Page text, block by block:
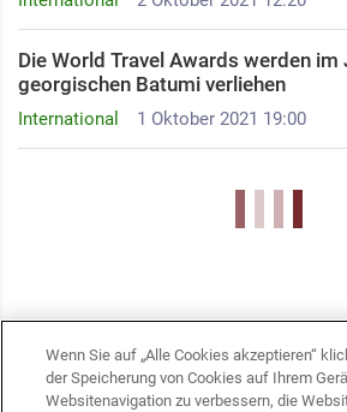
International 1 Oktober 2021 19:00
Die World Travel Awards werden im
georgischen Batumi verliehen
Wenn Sie auf „Alle Cookies akzeptieren“
der Speicherung von Cookies auf Ihrem
Websitenavigation zu verbessern, die